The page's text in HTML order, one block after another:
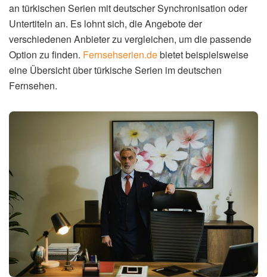
an türkischen Serien mit deutscher Synchronisation oder
Untertiteln an. Es lohnt sich, die Angebote der
verschiedenen Anbieter zu vergleichen, um die passende
Option zu finden. Fernsehserien.debietet beispielsweise
eine Übersicht über türkische Serien im deutschen
Fernsehen.